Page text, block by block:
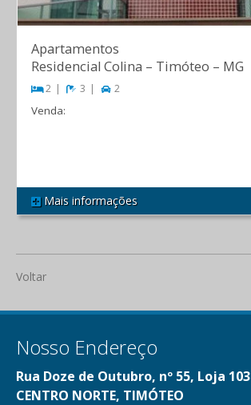
REF 130
Apartamentos
Residencial Colina – Timóteo – MG
2 3 2
Venda:
Mais informações
Voltar
Nosso Endereço
Rua Doze de Outubro, nº 55, Loja 103
CENTRO NORTE, TIMÓTEO